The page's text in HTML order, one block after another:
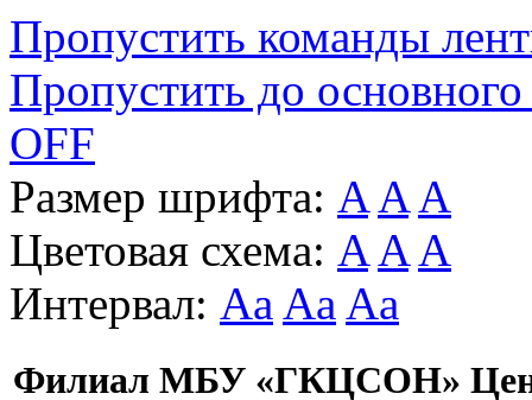
Пропустить команды
Пропустить до основного
OFF
Размер шрифта: A A A
Цветовая схема: A A A
Интервал: Aa Aa Aa
Филиал МБУ «ГКЦСОН»